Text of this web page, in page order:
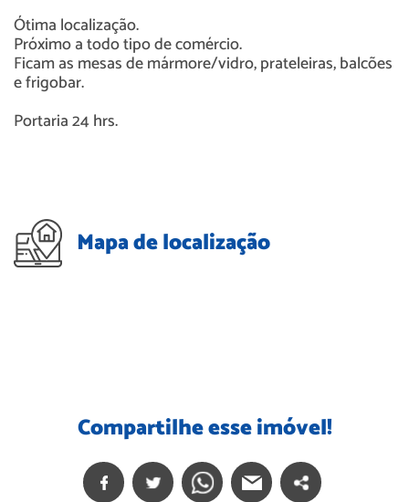
Ótima localização.
Próximo a todo tipo de comércio.
Ficam as mesas de mármore/vidro, prateleiras, balcões
e frigobar.
Portaria 24 hrs.
Mapa de localização
Compartilhe esse imóvel!